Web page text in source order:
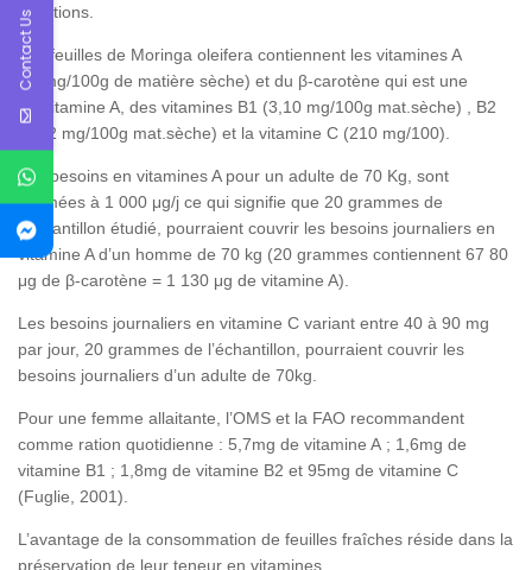
infections.
Les feuilles de Moringa oleifera contiennent les vitamines A
(39mg/100g de matière sèche) et du β-carotène qui est une
provitamine A, des vitamines B1 (3,10 mg/100g mat.sèche) , B2
(10,2 mg/100g mat.sèche) et la vitamine C (210 mg/100).
Les besoins en vitamines A pour un adulte de 70 Kg, sont
estimées à 1 000 μg/j ce qui signifie que 20 grammes de
l’échantillon étudié, pourraient couvrir les besoins journaliers en
vitamine A d’un homme de 70 kg (20 grammes contiennent 67 80
μg de β-carotène = 1 130 μg de vitamine A).
Les besoins journaliers en vitamine C variant entre 40 à 90 mg
par jour, 20 grammes de l’échantillon, pourraient couvrir les
besoins journaliers d’un adulte de 70kg.
Pour une femme allaitante, l’OMS et la FAO recommandent
comme ration quotidienne : 5,7mg de vitamine A ; 1,6mg de
vitamine B1 ; 1,8mg de vitamine B2 et 95mg de vitamine C
(Fuglie, 2001).
L’avantage de la consommation de feuilles fraîches réside dans la
préservation de leur teneur en vitamines.
Contact Us